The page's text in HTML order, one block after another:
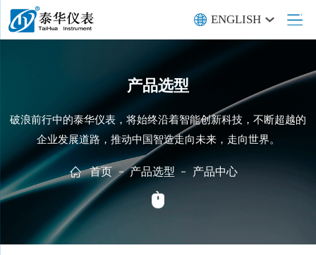
ENGLISH
产品选型
破浪前行中的泰华仪表，将始终沿着智能创新科技，不断超越的
企业发展道路，推动中国智造走向未来，走向世界。
首页 产品选型 产品中心